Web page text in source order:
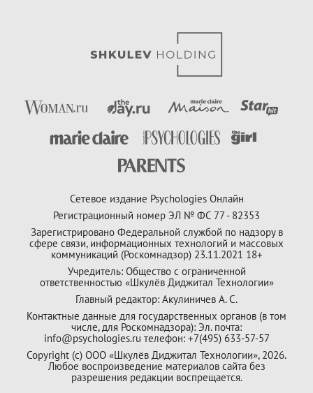
Сетевое издание Psychologies Онлайн
Регистрационный номер ЭЛ № ФС 77 - 82353
Зарегистрировано Федеральной службой по надзору в
сфере связи, информационных технологий и массовых
коммуникаций (Роскомнадзор) 23.11.2021 18+
Учредитель: Общество с ограниченной
ответственностью «Шкулёв Диджитал Технологии»
Главный редактор: Акулиничев А. С.
Контактные данные для государственных органов (в том
числе, для Роскомнадзора): Эл. почта:
info@psychologies.ru телефон: +7(495) 633-57-57
Copyright (с) ООО «Шкулёв Диджитал Технологии», 2026.
Любое воспроизведение материалов сайта без
разрешения редакции воспрещается.